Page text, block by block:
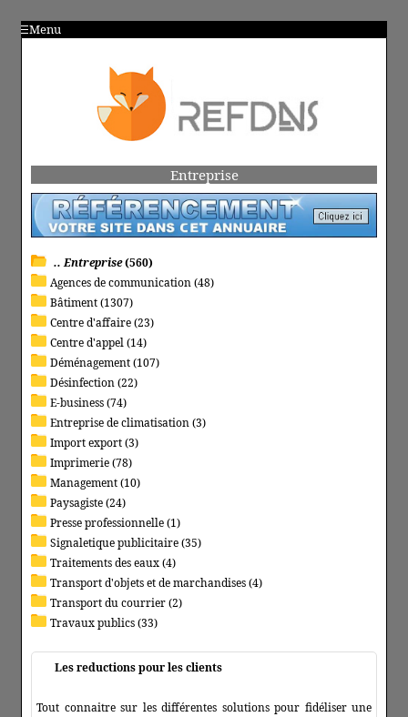
Menu
Entreprise
.. Entreprise(560)
Agences de communication (48)
Bâtiment (1307)
Centre d'affaire (23)
Centre d'appel (14)
Déménagement (107)
Désinfection (22)
E-business (74)
Entreprise de climatisation (3)
Import export (3)
Imprimerie (78)
Management (10)
Paysagiste (24)
Presse professionnelle (1)
Signaletique publicitaire (35)
Traitements des eaux (4)
Transport d'objets et de marchandises (4)
Transport du courrier (2)
Travaux publics (33)
Les reductions pour les clients
Tout connaitre sur les différentes solutions pour fidéliser une